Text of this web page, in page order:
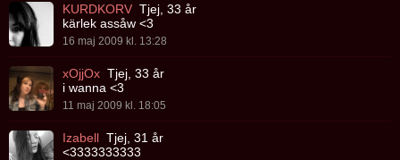
KURDKORV Tjej, 33 år
kärlek assåw <3
16 maj 2009 kl. 13:28
xOjjOx Tjej, 33 år
i wanna <3
11 maj 2009 kl. 18:05
Izabell Tjej, 31 år
<3333333333